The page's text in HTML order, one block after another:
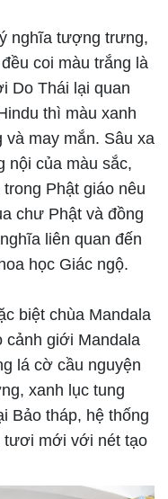
nghĩa tượng trưng,
coi màu trắng là
Do Thái lại quan
thì màu xanh
may mắn. Sâu xa
nội của màu sắc,
Phật giáo nêu
chư Phật và đồng
liên quan đến
học Giác ngộ.
biệt chùa Mandala
cảnh giới Mandala
lá cờ cầu nguyện
xanh lục tung
Bảo tháp, hệ thống
tươi mới với nét tạo